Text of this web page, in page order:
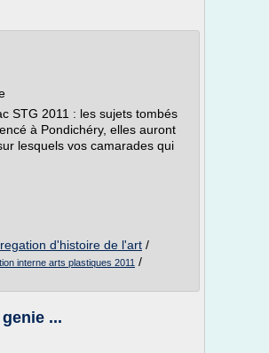
STG 2011 : les sujets tombés
à Pondichéry, elles auront
lesquels vos camarades qui
d'histoire de l'art /
interne arts plastiques 2011 /
...